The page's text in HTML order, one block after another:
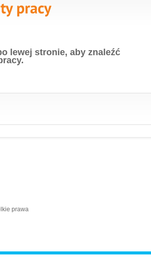
lewej stronie, aby znaleźć
prawa